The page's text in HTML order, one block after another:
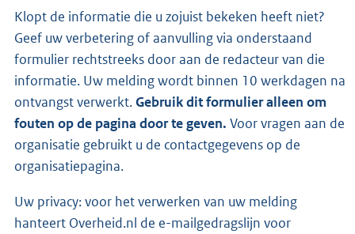
Klopt de informatie die u zojuist bekeken heeft niet?
Geef uw verbetering of aanvulling via onderstaand
formulier rechtstreeks door aan de redacteur van die
informatie. Uw melding wordt binnen 10 werkdagen na
ontvangst verwerkt.Gebruik dit formulier alleen om
fouten op de pagina door te geven. Voor vragen aan de
organisatie gebruikt u de contactgegevens op de
organisatiepagina.
Uw privacy: voor het verwerken van uw melding
hanteert Overheid.nl de e-mailgedragslijn voor